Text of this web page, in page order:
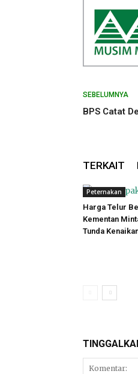
SEBELUMNYA
BPS Catat
TERKAIT
Peternakan
Harga Telur
Kementan
Tunda